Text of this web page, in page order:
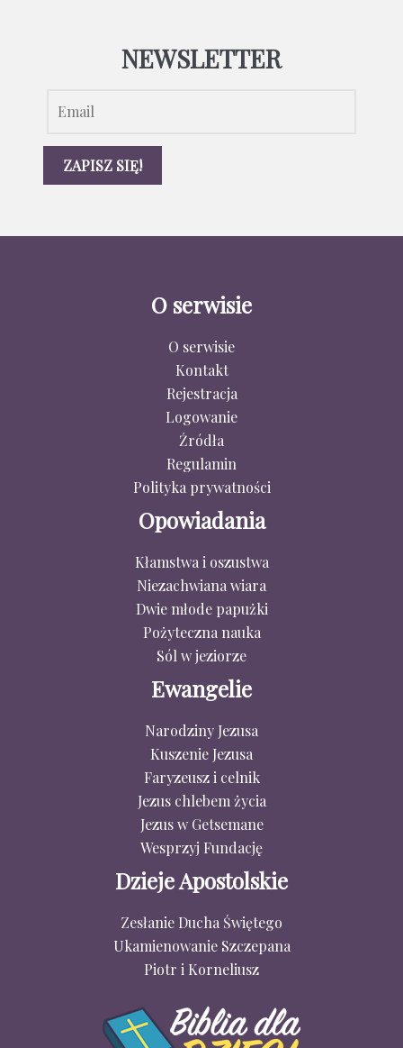
NEWSLETTER
O serwisie
O serwisie
Kontakt
Rejestracja
Logowanie
Źródła
Regulamin
Polityka prywatności
Opowiadania
Kłamstwa i oszustwa
Niezachwiana wiara
Dwie młode papużki
Pożyteczna nauka
Sól w jeziorze
Ewangelie
Narodziny Jezusa
Kuszenie Jezusa
Faryzeusz i celnik
Jezus chlebem życia
Jezus w Getsemane
Wesprzyj Fundację
Dzieje Apostolskie
Zesłanie Ducha Świętego
Ukamienowanie Szczepana
Piotr i Korneliusz